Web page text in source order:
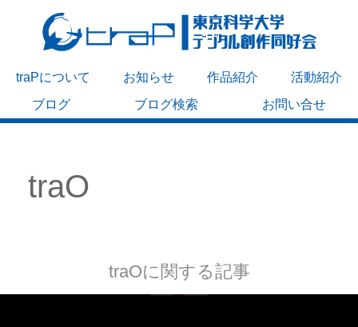
traPについて お知らせ 作品紹介
活動紹介
ブログ
ブログ検索 お問い合せ
traO
traOに関する記事